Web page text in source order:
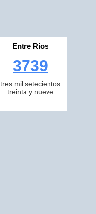
Entre Rios
3739
tres mil setecientos
treinta y nueve